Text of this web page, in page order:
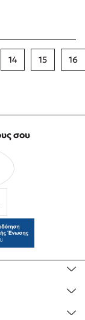
14 15 16
σου